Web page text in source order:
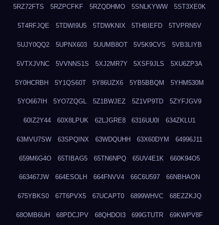
5RZ72FTS 5RZPCFKF 5RZQDHMO 5SNLKYWW 5ST3XE0K
5T4RFJQE 5TDWI9U5 5TDWKNIX 5THBIEFD 5TVPRN5V
5UJY0QQ2 5UPNX603 5UUMB8OT 5V5K9CVS 5VB3LIYB
5VTXJVNC 5VVNNS1S 5XJ2MR7Y 5XSF9JLS 5XU6ZP3A
5Y0HCRBH 5Y1QS60T 5Y86UZX6 5YB5BBQM 5YHM530M
5YO667IH 5YO7ZQGL 5Z1BWJEZ 5Z1VP9TD 5ZYFJGV9
60IZ2Y44 60X8LPUK 62LJGRE8 6316UU0I 634ZKLU1
63MVU7SW 63SPQINX 63WDQUHH 63X60DYM 64996J11
659M6G4O 65TIBAG5 65TN6NPQ 65UV4E1K 660K94O5
663467JW 664ESOLH 664FNVV4 66C6U597 66NBHAON
675YBKS0 67T6PVX5 67UCAPT0 6899WHVC 68EZZKJQ
68OMB6UH 68PDCJPV 68QHDOI3 699GTUTR 69KWPV8F